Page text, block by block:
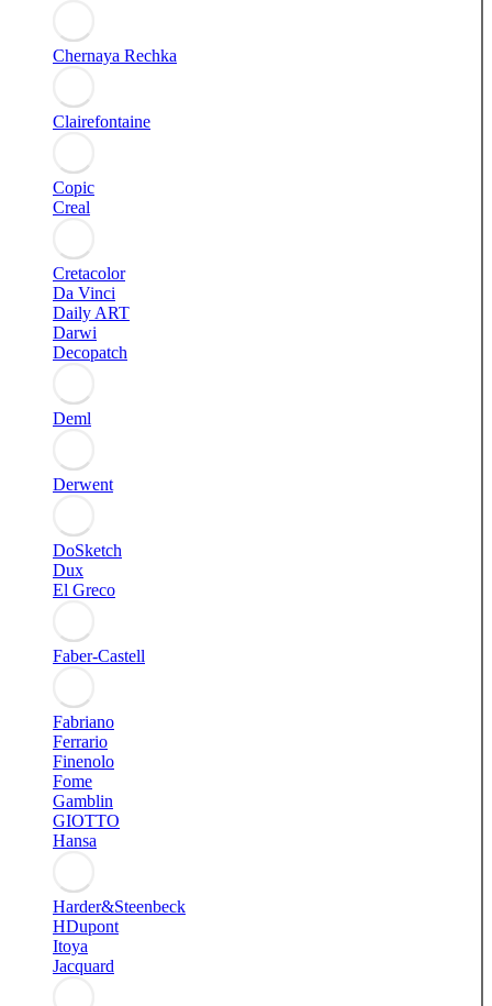
Chernaya Rechka
Clairefontaine
Copic
Creal
Cretacolor
Da Vinci
Daily ART
Darwi
Decopatch
Deml
Derwent
DoSketch
Dux
El Greco
Faber-Castell
Fabriano
Ferrario
Finenolo
Fome
Gamblin
GIOTTO
Hansa
Harder&Steenbeck
HDupont
Itoya
Jacquard